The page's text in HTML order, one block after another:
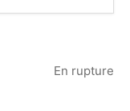
En rupture